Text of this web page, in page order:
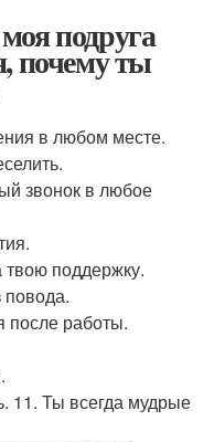
подруга
почему ты
в любом месте.
звонок в любое
твою поддержку.
повода.
после работы.
11. Ты всегда мудрые